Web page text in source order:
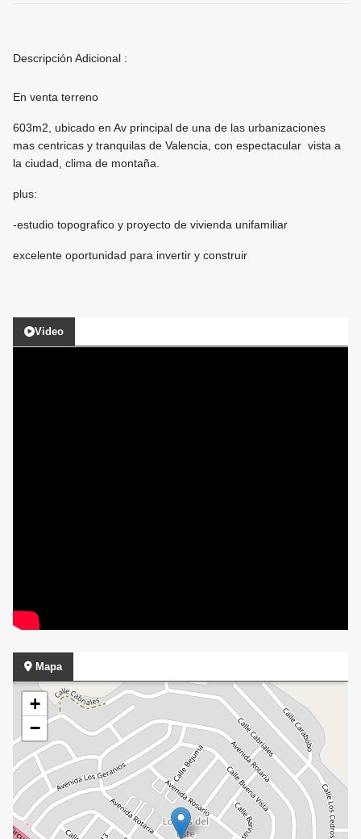
Descripción Adicional :
En venta terreno
603m2, ubicado en Av principal de una de las urbanizaciones
mas centricas y tranquilas de Valencia, con espectacular vista a
la ciudad, clima de montaña.
plus:
-estudio topografico y proyecto de vivienda unifamiliar
excelente oportunidad para invertir y construir
Video
Mapa
+
−